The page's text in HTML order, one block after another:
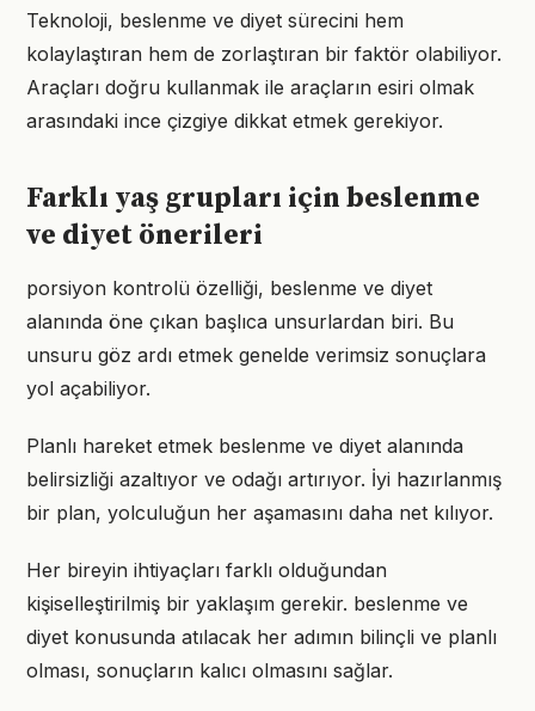
Teknoloji, beslenme ve diyet sürecini hem
kolaylaştıran hem de zorlaştıran bir faktör olabiliyor.
Araçları doğru kullanmak ile araçların esiri olmak
arasındaki ince çizgiye dikkat etmek gerekiyor.
Farklı yaş grupları için beslenme
ve diyet önerileri
porsiyon kontrolü özelliği, beslenme ve diyet
alanında öne çıkan başlıca unsurlardan biri. Bu
unsuru göz ardı etmek genelde verimsiz sonuçlara
yol açabiliyor.
Planlı hareket etmek beslenme ve diyet alanında
belirsizliği azaltıyor ve odağı artırıyor. İyi hazırlanmış
bir plan, yolculuğun her aşamasını daha net kılıyor.
Her bireyin ihtiyaçları farklı olduğundan
kişiselleştirilmiş bir yaklaşım gerekir. beslenme ve
diyet konusunda atılacak her adımın bilinçli ve planlı
olması, sonuçların kalıcı olmasını sağlar.